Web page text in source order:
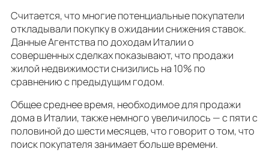
Считается, что многие потенциальные покупатели
откладывали покупку в ожидании снижения ставок.
Данные Агентства по доходам Италии о
совершенных сделках показывают, что продажи
жилой недвижимости снизились на 10% по
сравнению с предыдущим годом.
Общее среднее время, необходимое для продажи
дома в Италии, также немного увеличилось — с пяти с
половиной до шести месяцев, что говорит о том, что
поиск покупателя занимает больше времени.